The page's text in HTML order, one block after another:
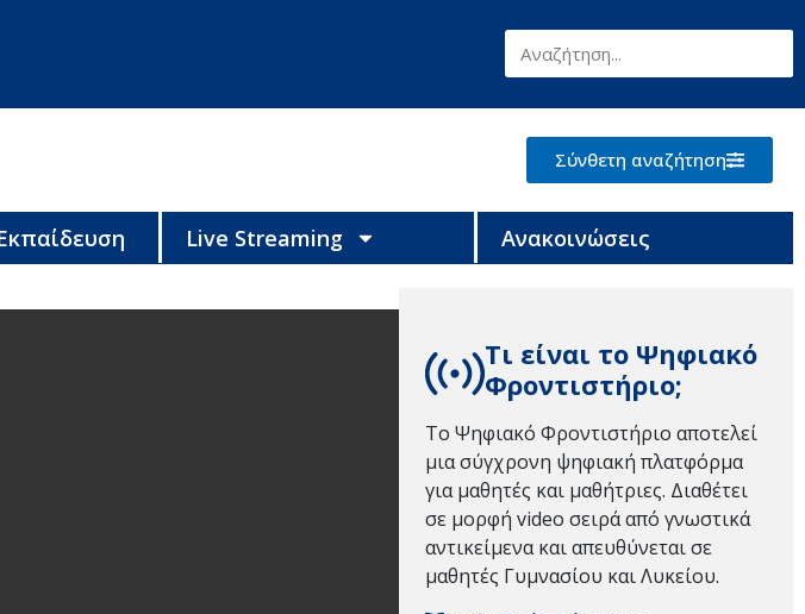
Σύνθετη αναζήτηση
Live Streaming Ανακοινώσεις
Τι είναι το Ψηφιακό
Φροντιστήριο;
Το Ψηφιακό Φροντιστήριο αποτελεί
μια σύγχρονη ψηφιακή πλατφόρμα
για μαθητές και μαθήτριες. Διαθέτει
σε μορφή video σειρά από γνωστικά
αντικείμενα και απευθύνεται σε
μαθητές Γυμνασίου και Λυκείου.